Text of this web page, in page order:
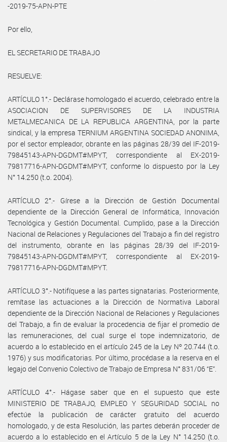
-2019-75-APN-PTE
Por ello,
EL SECRETARIO DE TRABAJO
RESUELVE:
ARTÍCULO 1°.- Declárase homologado el acuerdo, celebrado entre la
ASOCIACION DE SUPERVISORES DE LA INDUSTRIA
METALMECANICA DE LA REPUBLICA ARGENTINA, por la parte
sindical, y la empresa TERNIUM ARGENTINA SOCIEDAD ANONIMA,
por el sector empleador, obrante en las páginas 28/39 del IF-2019-
79845143-APN-DGDMT#MPYT, correspondiente al EX-2019-
79817716-APN-DGDMT#MPYT, conforme lo dispuesto por la Ley
N° 14.250 (t.o. 2004).
ARTÍCULO 2°.- Gírese a la Dirección de Gestión Documental
dependiente de la Dirección General de Informática, Innovación
Tecnológica y Gestión Documental. Cumplido, pase a la Dirección
Nacional de Relaciones y Regulaciones del Trabajo a fin del registro
del instrumento, obrante en las páginas 28/39 del IF-2019-
79845143-APN-DGDMT#MPYT, correspondiente al EX-2019-
79817716-APN-DGDMT#MPYT.
ARTÍCULO 3°.- Notifíquese a las partes signatarias. Posteriormente,
remítase las actuaciones a la Dirección de Normativa Laboral
dependiente de la Dirección Nacional de Relaciones y Regulaciones
del Trabajo, a fin de evaluar la procedencia de fijar el promedio de
las remuneraciones, del cual surge el tope indemnizatorio, de
acuerdo a lo establecido en el artículo 245 de la Ley Nº 20.744 (t.o.
1976) y sus modificatorias. Por último, procédase a la reserva en el
legajo del Convenio Colectivo de Trabajo de Empresa N° 831/06 “E”.
ARTÍCULO 4°.- Hágase saber que en el supuesto que este
MINISTERIO DE TRABAJO, EMPLEO Y SEGURIDAD SOCIAL no
efectúe la publicación de carácter gratuito del acuerdo
homologado, y de esta Resolución, las partes deberán proceder de
acuerdo a lo establecido en el Artículo 5 de la Ley N° 14.250 (t.o.